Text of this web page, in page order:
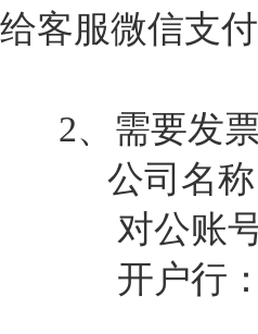
给客服微信支
2、需要发票
公司名称：
对公账号：
开户行：昆